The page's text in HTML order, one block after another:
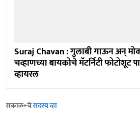
Suraj Chavan : गुलाबी गाऊन अन्
चव्हाणच्या बायकोचे मॅटर्निटी फोटोशूट
व्हायरल
सकाळ+चेसदस्य व्हा